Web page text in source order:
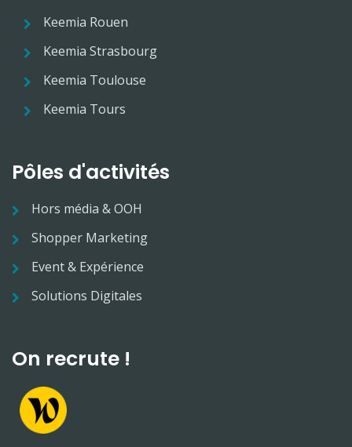
Keemia Rouen
Keemia Strasbourg
Keemia Toulouse
Keemia Tours
Pôles d'activités
Hors média & OOH
Shopper Marketing
Event & Expérience
Solutions Digitales
On recrute !